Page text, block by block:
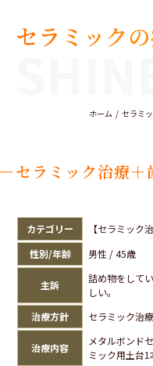
セラミック
ホーム セラミ
セラミック治療
カテゴリー
【セラミック治
性別/年齢
男性 / 45歳
主訴
詰め物をして
しい。
治療方針
セラミック治
治療内容
メタルボンド
ミック用土台